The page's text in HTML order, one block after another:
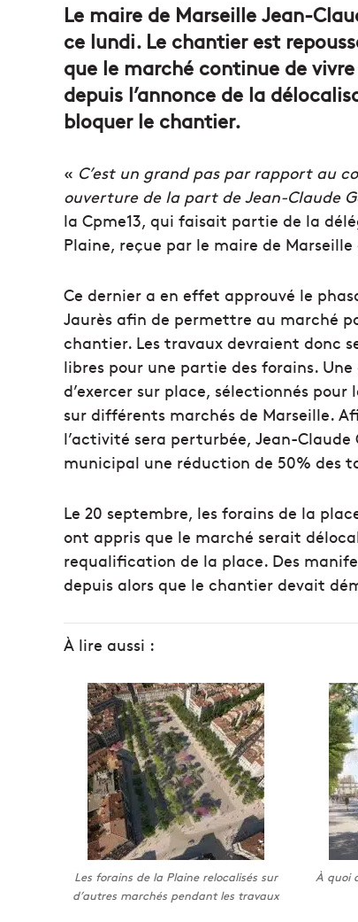
Le maire de Marseille Jean-
ce lundi. Le chantier est
que le marché continue de
depuis l’annonce de la
bloquer le chantier.
« C’est un grand pas par rapport au
ouverture de la part de Jean-Claude
la Cpme13, qui faisait partie de la
Plaine, reçue par le maire de
Ce dernier a en effet approuvé le
Jaurès afin de permettre au marché
chantier. Les travaux devraient donc
libres pour une partie des forains.
d’exercer sur place, sélectionnés
sur différents marchés de Marseille.
l’activité sera perturbée, Jean-
municipal une réduction de 50% des
Le 20 septembre, les forains de la
ont appris que le marché serait
requalification de la place. Des
depuis alors que le chantier devait
À lire aussi :
Les forains de la Plaine relocalisés sur
d’autres marchés pendant les travaux
À quoi